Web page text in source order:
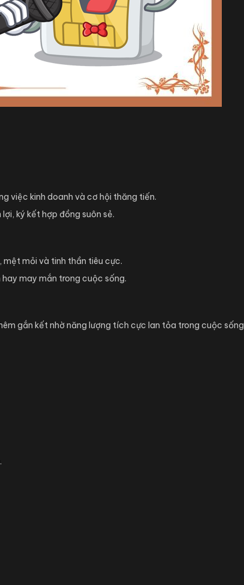
việc kinh doanh và cơ hội thăng tiến.
ký kết hợp đồng suôn sẻ.
mỏi và tinh thần tiêu cực.
may mắn trong cuộc sống.
gắn kết nhờ năng lượng tích cực lan tỏa trong cuộc sống